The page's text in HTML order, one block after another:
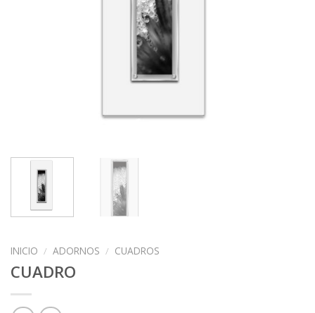
INICIO / ADORNOS / CUADROS
CUADRO